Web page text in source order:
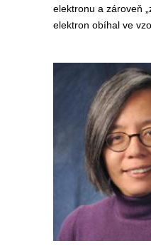
elektronu a zároveň
elektron obíhal ve